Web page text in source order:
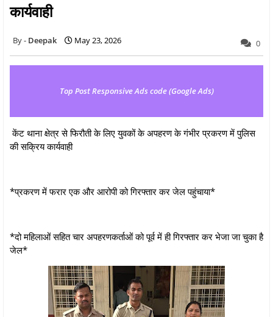
कार्यवाही
Deepak May 23, 2026 0
Top Post Responsive Ads code (Google Ads)
केंट थाना क्षेत्र से फिरौती के लिए युवकों के अपहरण के गंभीर प्रकरण में पुलिस
की सक्रिय कार्यवाही
*प्रकरण में फरार एक और आरोपी को गिरफ्तार कर जेल पहुंचाया*
*दो महिलाओं सहित चार अपहरणकर्ताओं को पूर्व में ही गिरफ्तार कर भेजा जा चुका है
जेल*